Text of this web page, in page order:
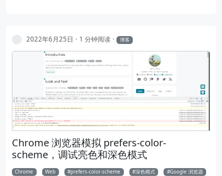
2022年6月25日 1 分钟阅读 博客
Chrome 浏览器模拟 prefers-color-
scheme，调试亮色和深色模式
Chrome Web prefers-color-scheme 深色模式 Google 浏览器